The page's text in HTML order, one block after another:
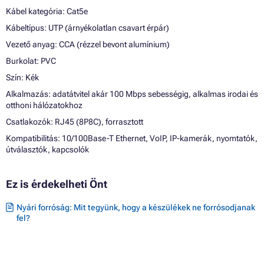
Kábel kategória: Cat5e
Kábeltípus: UTP (árnyékolatlan csavart érpár)
Vezető anyag: CCA (rézzel bevont alumínium)
Burkolat: PVC
Szín: Kék
Alkalmazás: adatátvitel akár 100 Mbps sebességig, alkalmas irodai és
otthoni hálózatokhoz
Csatlakozók: RJ45 (8P8C), forrasztott
Kompatibilitás: 10/100Base-T Ethernet, VoIP, IP-kamerák, nyomtatók,
útválasztók, kapcsolók
Ez is érdekelheti Önt
Nyári forróság: Mit tegyünk, hogy a készülékek ne forrósodjanak
fel?